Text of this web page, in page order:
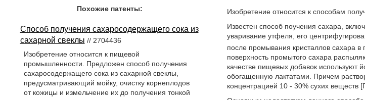
Изобретение относится к способам
Известен способ поучения сахара,
уваривание утфеля, его
после промывания кристаллов сахара
поверхность промытого сахара
качестве пищевых добавок используют
обогащенную лактатами. Причем
концентрацией 10 - 30% сухих
Похожие патенты:
Способ получения сахаросодержащего сока из
сахарной свеклы // 2704436
Изобретение относится к пищевой
промышленности. Предложен способ получения
сахаросодержащего сока из сахарной свеклы,
предусматривающий мойку, очистку корнеплодов
от кожицы и измельчение их до получения тонкой